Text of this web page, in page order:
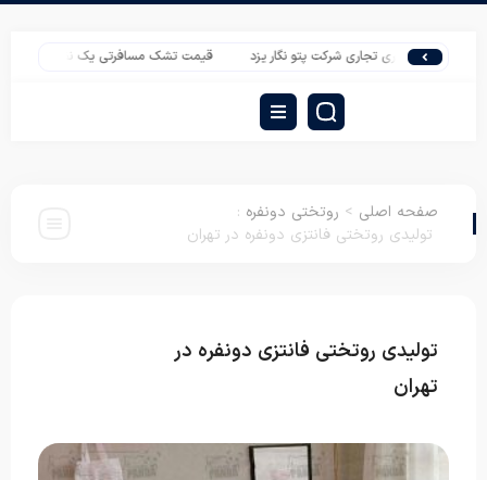
همکاری تجاری شرکت پتو نگار یزد قیمت تشک مسافرتی یک نفره با بهترین سود
صفحه اصلی > روتختی دونفره :
تولیدی روتختی فانتزی دونفره در تهران
تولیدی روتختی فانتزی دونفره در
تهران